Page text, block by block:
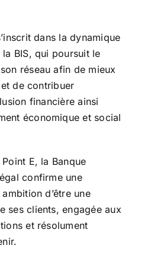
dans la dynamique
BIS, qui poursuit le
réseau afin de mieux
de contribuer
financière ainsi
économique et social
E, la Banque
confirme une
d’être une
ses clients, engagée aux
et résolument